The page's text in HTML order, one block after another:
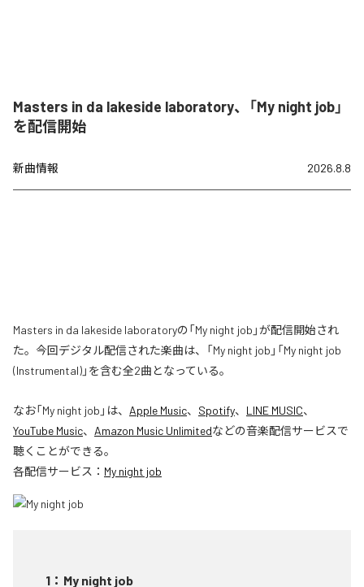
Masters in da lakeside laboratory、「My night job」
を配信開始
新曲情報 2026.8.8
Masters in da lakeside laboratoryの「My night job」が配信開始され
た。今回デジタル配信された楽曲は、「My night job」「My night job
(Instrumental)」を含む全2曲となっている。
なお「My night job 」は、 Apple Music、 Spotify、 LINE MUSIC、
YouTube Music、 Amazon Music Unlimitedなどの音楽配信サービスで
聴くことができる。
各配信サービス： My night job
1 ： My night job